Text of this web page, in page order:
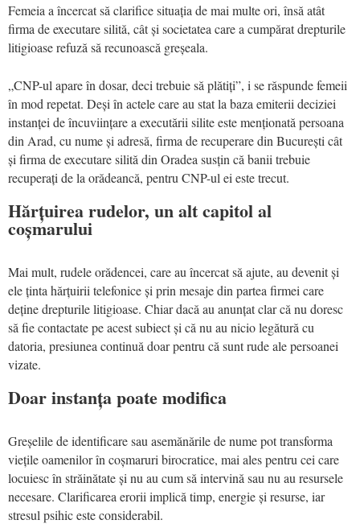
Femeia a încercat să clarifice situația de mai multe ori, însă atât
firma de executare silită, cât și societatea care a cumpărat drepturile
litigioase refuză să recunoască greșeala.
„CNP-ul apare în dosar, deci trebuie să plătiți”, i se răspunde femeii
în mod repetat. Deși în actele care au stat la baza emiterii deciziei
instanței de încuviințare a executării silite este menționată persoana
din Arad, cu nume și adresă, firma de recuperare din București cât
și firma de executare silită din Oradea susțin că banii trebuie
recuperați de la orădeancă, pentru CNP-ul ei este trecut.
Hărțuirea rudelor, un alt capitol al
coșmarului
Mai mult, rudele orădencei, care au încercat să ajute, au devenit și
ele ținta hărțuirii telefonice și prin mesaje din partea firmei care
deține drepturile litigioase. Chiar dacă au anunțat clar că nu doresc
să fie contactate pe acest subiect și că nu au nicio legătură cu
datoria, presiunea continuă doar pentru că sunt rude ale persoanei
vizate.
Doar instanța poate modifica
Greșelile de identificare sau asemănările de nume pot transforma
viețile oamenilor în coșmaruri birocratice, mai ales pentru cei care
locuiesc în străinătate și nu au cum să intervină sau nu au resursele
necesare. Clarificarea erorii implică timp, energie și resurse, iar
stresul psihic este considerabil.